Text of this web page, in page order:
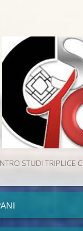
STUDI TRIPLICE